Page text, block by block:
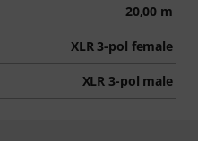
20,00 m
XLR 3-pol female
XLR 3-pol male